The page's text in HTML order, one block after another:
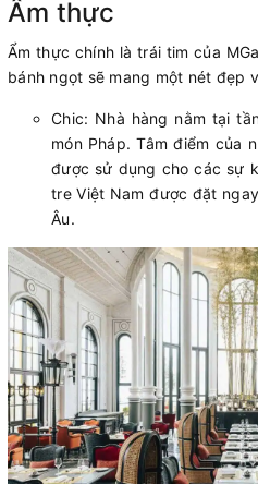
Ẩm thực
Ẩm thực chính là trái tim của
bánh ngọt sẽ mang một nét đẹp
Chic: Nhà hàng nằm tại
món Pháp. Tâm điểm của
được sử dụng cho các sự
tre Việt Nam được đặt
Âu.